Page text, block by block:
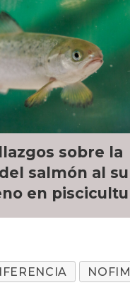
sobre la
salmón al
en